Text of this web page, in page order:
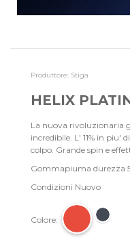
Produttore: Stiga
HELIX
La nuova rivoluzionaria
incredibile. L' 11% in piu'
colpo. Grande spin e
Gommapiuma durezza
Condizioni Nuovo
Colore: